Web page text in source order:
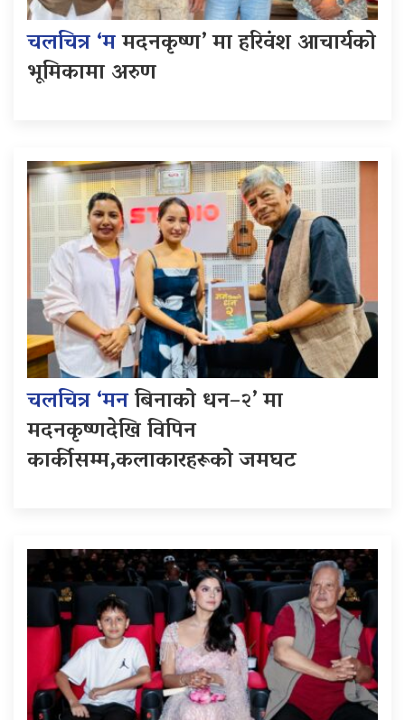
चलचित्र ‘ममदनकृष्ण’ मा हरिवंश आचार्यको
भूमिकामा अरुण
चलचित्र ‘मनबिनाको धन–२’ मा
मदनकृष्णदेखि विपिन
कार्कीसम्म,कलाकारहरूको जमघट